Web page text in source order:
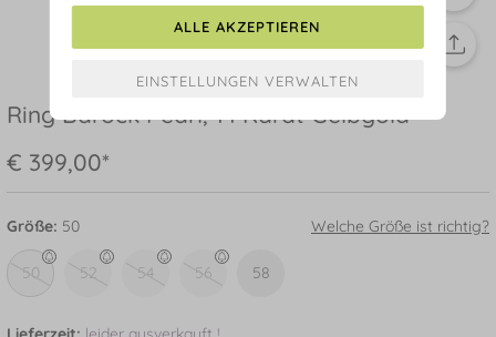
Ring Barock Pearl, 14 Karat Gelbgold
€ 399,00*
Größe: 50 Welche Größe ist richtig?
50 52 54 56 58
ALLE AKZEPTIEREN